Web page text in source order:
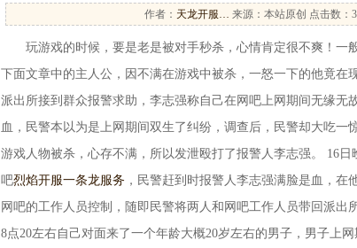
作者： 天龙开服… 来源：本站原创 点击数：
玩游戏的时候，要是老是被对手秒杀，心情肯定很不爽！一
下面文章中的主人公，因不满在游戏中被杀，一怒一下的他竟在
派出所接到群众报警求助，李志强称自己在网吧上网期间无缘
血，民警本以为是上网期间双生了纠纷，调查后，民警却大吃
游戏人物被杀，心存不满，所以发泄殴打了报警人李志强。 16
吧烈焰开服一条龙服务 ，民警赶到时报警人李志强满脸是血，
网吧的工作人员控制，随即民警将两人和网吧工作人员带回派
8点20左右自己对面来了一个年龄大概20岁左右的男子，男子上